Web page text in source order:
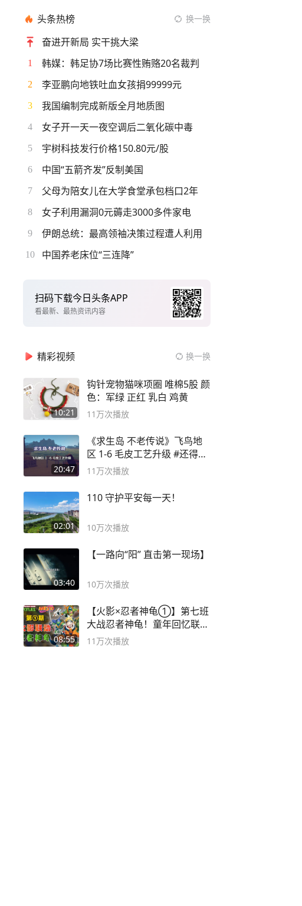
头条热榜 换一换
奋进开新局 实干挑大梁
1 韩媒：韩足协7场比赛性贿赂20名裁判
2 李亚鹏向地铁吐血女孩捐99999元
3 我国编制完成新版全月地质图
4 女子开一天一夜空调后二氧化碳中毒
5 宇树科技发行价格150.80元/股
6 中国“五箭齐发”反制美国
7 父母为陪女儿在大学食堂承包档口2年
8 女子利用漏洞0元薅走3000多件家电
9 伊朗总统：最高领袖决策过程遭人利用
10 中国养老床位“三连降”
扫码下载今日头条APP
看最新、最热资讯内容
精彩视频 换一换
10:21
钩针宠物猫咪项圈 唯棉5股 颜
色：军绿 正红 乳白 鸡黄
11万次播放
20:47
《求生岛 不老传说》飞鸟地
区 1-6 毛皮工艺升级 #还得是
主机大作
11万次播放
02:01
110 守护平安每一天！
10万次播放
03:40
【一路向“阳” 直击第一现场】
10万次播放
08:55
【火影×忍者神龟①】第七班
大战忍者神龟！童年回忆联动
论武？
11万次播放